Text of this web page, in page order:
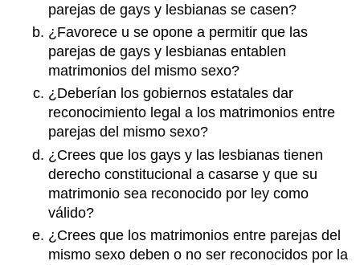
parejas de gays y lesbianas se casen?
¿Favorece u se opone a permitir que las
parejas de gays y lesbianas entablen
matrimonios del mismo sexo?
¿Deberían los gobiernos estatales dar
reconocimiento legal a los matrimonios entre
parejas del mismo sexo?
¿Crees que los gays y las lesbianas tienen
derecho constitucional a casarse y que su
matrimonio sea reconocido por ley como
válido?
¿Crees que los matrimonios entre parejas del
mismo sexo deben o no ser reconocidos por la